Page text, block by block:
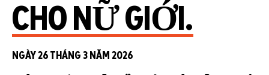
CHO NỮ GIỚI.
NGÀY 26 THÁNG 3 NĂM 2026